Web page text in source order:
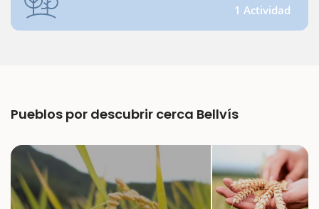
1 Actividad
Pueblos por descubrir cerca Bellvís